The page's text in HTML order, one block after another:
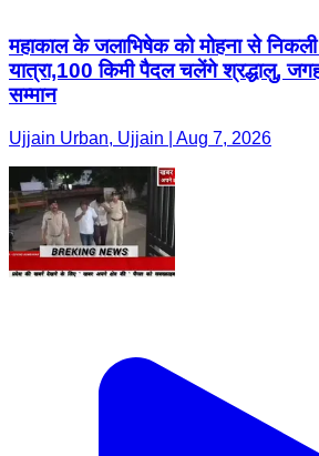
महाकाल के जलाभिषेक को मोहना से
यात्रा,100 किमी पैदल चलेंगे श्रद्धालु,
सम्मान
Ujjain Urban, Ujjain | Aug 7, 2026